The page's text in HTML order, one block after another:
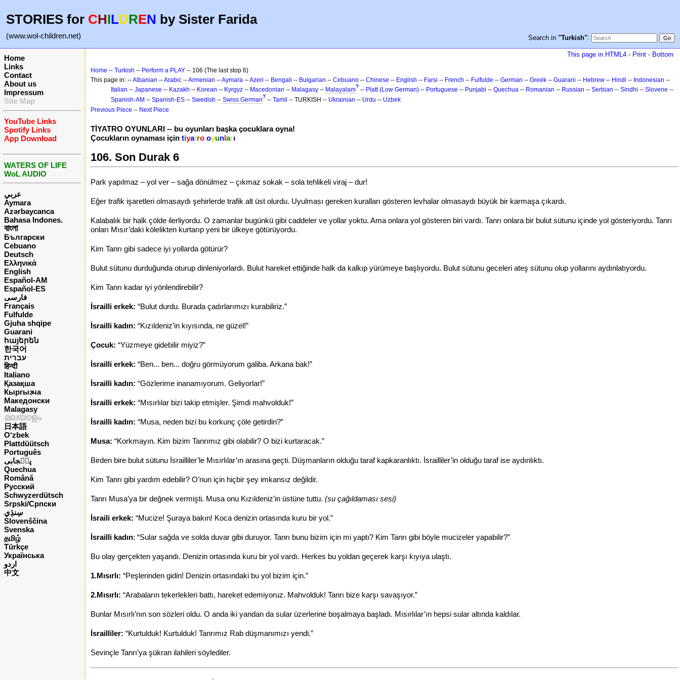
STORIES for CHILDREN by Sister Farida
(www.wol-children.net) Search in "Turkish":
Home
Links
Contact
About us
Impressum
Site Map
YouTube Links
Spotify Links
App Download
WATERS OF LIFE
WoL AUDIO
عربي
Aymara
Azərbaycanca
Bahasa Indones.
বাংলা
Български
Cebuano
Deutsch
Ελληνικά
English
Español-AM
Español-ES
فارسی
Français
Fulfulde
Gjuha shqipe
Guarani
հայերեն
한국어
עברית
हिन्दी
Italiano
Қазақша
Кыргызча
Македонски
Malagasy
മലയാളം
日本語
O‘zbek
Plattdüütsch
Português
پن٘جابی
Quechua
Română
Русский
Schwyzerdütsch
Srpski/Српски
Slovenščina
Svenska
தமிழ்
Türkçe
Українська
اردو
中文
This page in HTML4 - Print - Bottom
Home -- Turkish -- Perform a PLAY -- 106 (The last stop 6)
This page in: --Albanian --Arabic --Armenian --Aymara --Azeri -- Bengali -- Bulgarian -- Cebuano -- Chinese -- English -- Farsi -- French -- Fulfulde -- German -- Greek -- Guarani -- Hebrew -- Hindi -- Indonesian --
Italian -- Japanese -- Kazakh -- Korean -- Kyrgyz -- Macedonian -- Malagasy -- Malayalam? -- Platt (Low German) -- Portuguese -- Punjabi -- Quechua -- Romanian -- Russian -- Serbian -- Sindhi -- Slovene --
Spanish-AM -- Spanish-ES -- Swedish -- Swiss German? -- Tamil -- TURKISH -- Ukrainian -- Urdu -- Uzbek
Previous Piece -- Next Piece
TİYATRO OYUNLARI -- bu oyunları başka çocuklara oyna!
Çocukların oynaması için tiyatro oyunları
106. Son Durak 6
Park yapılmaz – yol ver – sağa dönülmez – çıkmaz sokak – sola tehlikeli viraj – dur!
Eğer trafik işaretleri olmasaydı şehirlerde trafik alt üst olurdu. Uyulması gereken kuralları gösteren levhalar olmasaydı büyük bir karmaşa çıkardı.
Kalabalık bir halk çölde ilerliyordu. O zamanlar bugünkü gibi caddeler ve yollar yoktu. Ama onlara yol gösteren biri vardı. Tanrı onlara bir bulut sütunu içinde yol gösteriyordu. Tanrı
onları Mısır’daki kölelikten kurtarıp yeni bir ülkeye götürüyordu.
Kim Tanrı gibi sadece iyi yollarda götürür?
Bulut sütunu durduğunda oturup dinleniyorlardı. Bulut hareket ettiğinde halk da kalkıp yürümeye başlıyordu. Bulut sütunu geceleri ateş sütunu olup yollarını aydınlatıyordu.
Kim Tanrı kadar iyi yönlendirebilir?
İsrailli erkek: “Bulut durdu. Burada çadırlarımızı kurabiliriz.”
İsrailli kadın: “Kızıldeniz’in kıyısında, ne güzel!”
Çocuk: “Yüzmeye gidebilir miyiz?”
İsrailli erkek: “Ben... ben... doğru görmüyorum galiba. Arkana bak!”
İsrailli kadın: “Gözlerime inanamıyorum. Geliyorlar!”
İsrailli erkek: “Mısırlılar bizi takip etmişler. Şimdi mahvolduk!”
İsrailli kadın: “Musa, neden bizi bu korkunç çöle getirdin?”
Musa: “Korkmayın. Kim bizim Tanrımız gibi olabilir? O bizi kurtaracak.”
Birden bire bulut sütunu İsrailliler’le Mısırlılar’ın arasına geçti. Düşmanların olduğu taraf kapkaranlıktı. İsrailliler’in olduğu taraf ise aydınlıktı.
Kim Tanrı gibi yardım edebilir? O’nun için hiçbir şey imkansız değildir.
Tanrı Musa’ya bir değnek vermişti. Musa onu Kızıldeniz’in üstüne tuttu. (su çağıldaması sesi)
İsraili erkek: “Mucize! Şuraya bakın! Koca denizin ortasında kuru bir yol.”
İsrailli kadın: “Sular sağda ve solda duvar gibi duruyor. Tanrı bunu bizim için mi yaptı? Kim Tanrı gibi böyle mucizeler yapabilir?”
Bu olay gerçekten yaşandı. Denizin ortasında kuru bir yol vardı. Herkes bu yoldan geçerek karşı kıyıya ulaştı.
1.Mısırlı: “Peşlerinden gidin! Denizin ortasındaki bu yol bizim için.”
2.Mısırlı: “Arabaların tekerlekleri battı, hareket edemiyoruz. Mahvolduk! Tanrı bize karşı savaşıyor.”
Bunlar Mısırlı’nın son sözleri oldu. O anda iki yandan da sular üzerlerine boşalmaya başladı. Mısırlılar’ın hepsi sular altında kaldılar.
İsrailliler: “Kurtulduk! Kurtulduk! Tanrımız Rab düşmanımızı yendi.”
Sevinçle Tanrı’ya şükran ilahileri söylediler.